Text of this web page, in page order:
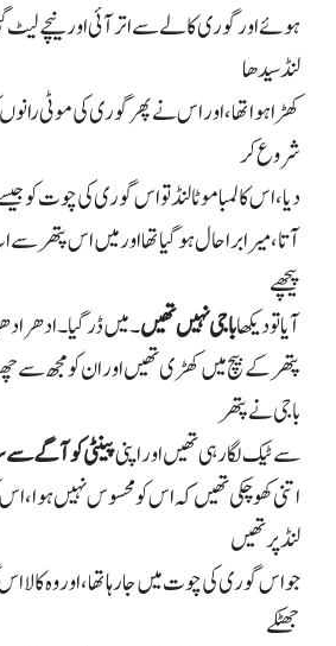
ہوئے اور گوری کالے سے اتر آئی اور نیچے لیٹ
لنڈ سیدھا
کھڑا ہوا تھا، اور اس نے پھر گوری کی موٹی رانوں
شروع کر
دیا، اس کا لمبا موٹا لنڈ تو اس گوری کی چوت کو
آتا، میرا برا حال ہو گیا تھا اور میں اس پتھر
پیچھے
آیا تو دیکھاباجی نہیں تھیں۔ میں ڈر گیا۔ ادھر
پتھر کے بیچ میں کھڑی تھیں اور ان کو مجھ سے
باجی نے پتھر
سے ٹیک لگا رہی تھیں اور اپنیپینٹی کو آگے سے
اتنی کھو چکی تھیں کہ اس کو محسوس نہیں
لنڈ پر تھیں
جو اس گوری کی چوت میں جا رہا تھا، اور وہ
جھٹکے